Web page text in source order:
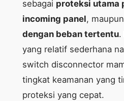
sebagai proteksi utama
incoming panel, maupun
dengan beban tertentu.
yang relatif sederhana
switch disconnector
tingkat keamanan yang
proteksi yang cepat.